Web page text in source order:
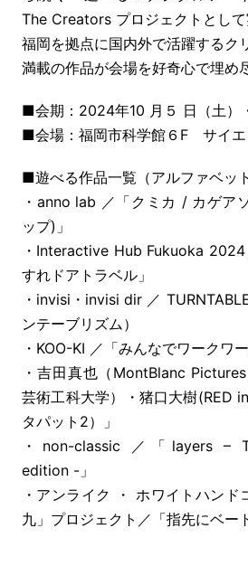
The Creators プロジェクトとして
福岡を拠点に国内外で活躍するク
満載の作品が会場を好奇心で埋め
■会期：2024年10 月５ 日（土）
■会場：福岡市科学館６F サイエ
■遊べる作品一覧（アルファベッ
・anno lab ／「クミカ / カゲア
ップ)」
・Interactive Hub Fukuoka
すれドアトラベル」
・invisi・invisi dir ／
ンテーブリズム）
・KOO-KI ／「みんなでワークワー
・吉田真也（MontBlanc
芸術工科大学）・猪口大樹(RED
タパット2）」
・non-classic ／「layers –
edition -」
・アンライク ・ ホワイトハンド
九」プロジェクト／「指先にベー